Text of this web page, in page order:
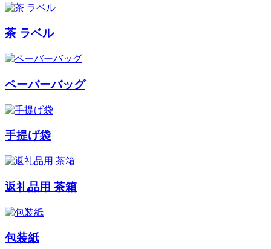
茶 ラベル
ペーバーバッグ
手提げ袋
返礼品用 茶箱
包装紙